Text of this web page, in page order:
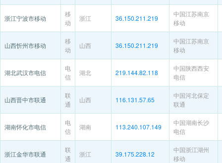
浙江宁波市移动
移
动
浙江 36.150.211.219
中国江苏南京
移动
山西忻州市移动
移
动
山西 36.150.211.219
中国江苏南京
移动
湖北武汉市电信
电
信
湖北 219.144.82.118
中国陕西西安
电信
山西晋中市联通
联
通
山西 116.131.57.65
中国河北保定
联通
湖南怀化市电信
电
信
湖南 113.240.107.149
中国湖南长沙
电信
浙江金华市联通
联
通
浙江 39.175.228.12
中国浙江湖州
移动